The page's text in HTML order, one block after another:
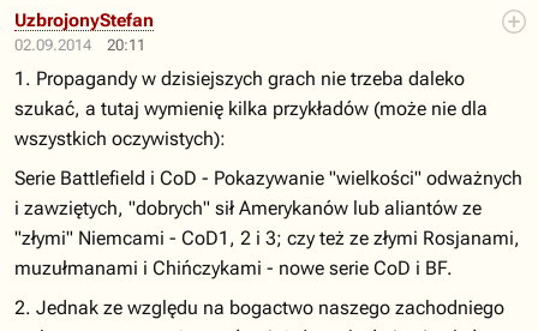
02.09.2014 20:11
UzbrojonyStefan
1. Propagandy w dzisiejszych grach nie trzeba daleko
szukać, a tutaj wymienię kilka przykładów (może nie dla
wszystkich oczywistych):
Serie Battlefield i CoD - Pokazywanie "wielkości" odważnych
i zawziętych, "dobrych" sił Amerykanów lub aliantów ze
"złymi" Niemcami - CoD1, 2 i 3; czy też ze złymi Rosjanami,
muzułmanami i Chińczykami - nowe serie CoD i BF.
2. Jednak ze względu na bogactwo naszego zachodniego